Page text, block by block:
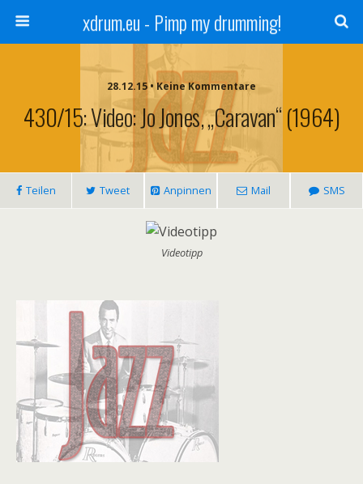
xdrum.eu - Pimp my drumming!
28.12.15 • Keine Kommentare
430/15: Video: Jo Jones, „Caravan“ (1964)
Teilen Tweet Anpinnen Mail SMS
Videotipp